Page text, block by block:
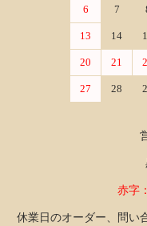
6 7
13 14
20 21
27 28
赤字
休業日のオーダー、問い